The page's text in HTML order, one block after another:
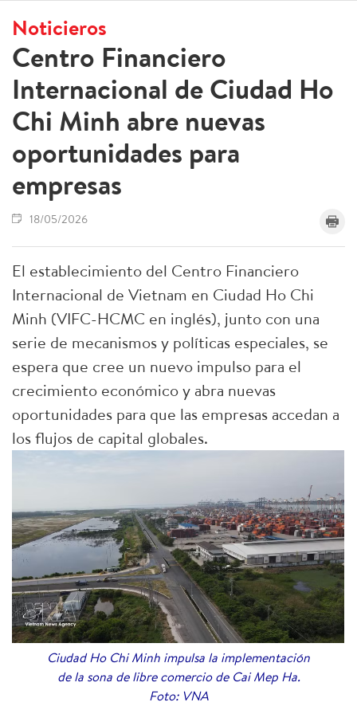
Noticieros
Centro Financiero
Internacional de Ciudad Ho
Chi Minh abre nuevas
oportunidades para
empresas
18/05/2026
El establecimiento del Centro Financiero
Internacional de Vietnam en Ciudad Ho Chi
Minh (VIFC-HCMC en inglés), junto con una
serie de mecanismos y políticas especiales, se
espera que cree un nuevo impulso para el
crecimiento económico y abra nuevas
oportunidades para que las empresas accedan a
los flujos de capital globales.
Ciudad Ho Chi Minh impulsa la implementación
de la sona de libre comercio de Cai Mep Ha.
Foto: VNA